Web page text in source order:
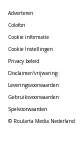
Adverteren
Colofon
Cookie informatie
Cookie Instellingen
Privacy beleid
Disclaimer/vrijwaring
Leveringsvoorwaarden
Gebruiksvoorwaarden
Spelvoorwaarden
© Roularta Media Nederland